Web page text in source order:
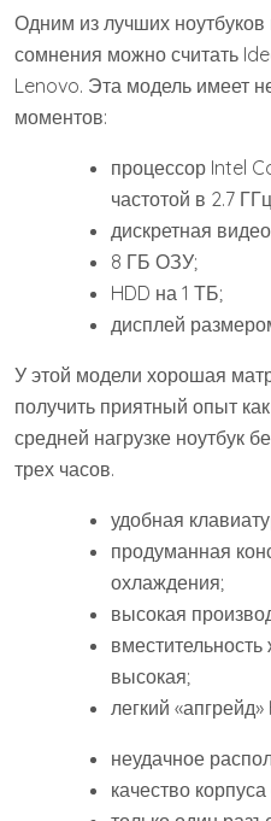
Одним из лучших
сомнения можно считать
Lenovo. Эта модель имеет
моментов:
процессор Intel
частотой в 2.7
дискретная
8 ГБ ОЗУ;
HDD на 1 ТБ;
дисплей
У этой модели хорошая
получить приятный опыт
средней нагрузке ноутбук
трех часов.
удобная
продуманная
охлаждения;
высокая
вместительность
высокая;
легкий
неудачное
качество